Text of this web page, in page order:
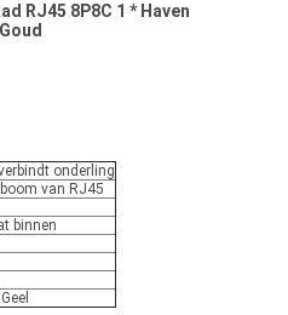
RJ45 8P8C 1 * Haven
onderling
van RJ45
binnen